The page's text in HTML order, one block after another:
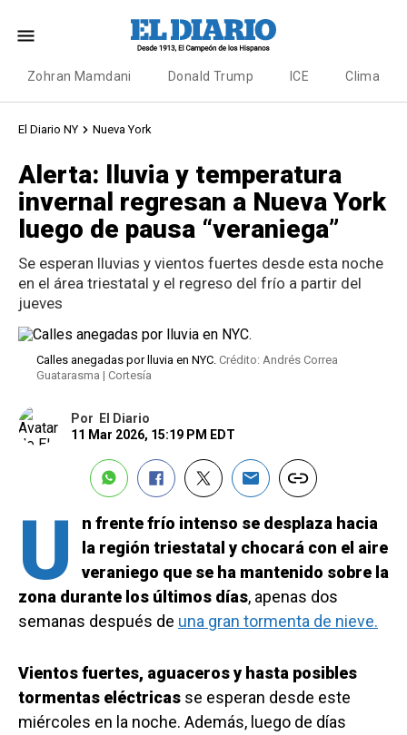
Zohran Mamdani Donald Trump ICE Clima
El Diario NY Nueva York
Alerta: lluvia y temperatura
invernal regresan a Nueva York
luego de pausa “veraniega”
Se esperan lluvias y vientos fuertes desde esta noche
en el área triestatal y el regreso del frío a partir del
jueves
Calles anegadas por lluvia en NYC. Crédito: Andrés Correa
Guatarasma | Cortesía
Por
El Diario
11 Mar 2026, 15:19 PM EDT
U
n frente frío intenso se desplaza hacia
la región triestatal y chocará con el aire
veraniego que se ha mantenido sobre la
zona durante los últimos días, apenas dos
semanas después de una gran tormenta de nieve.
Vientos fuertes, aguaceros y hasta posibles
tormentas eléctricas se esperan desde este
miércoles en la noche. Además, luego de días